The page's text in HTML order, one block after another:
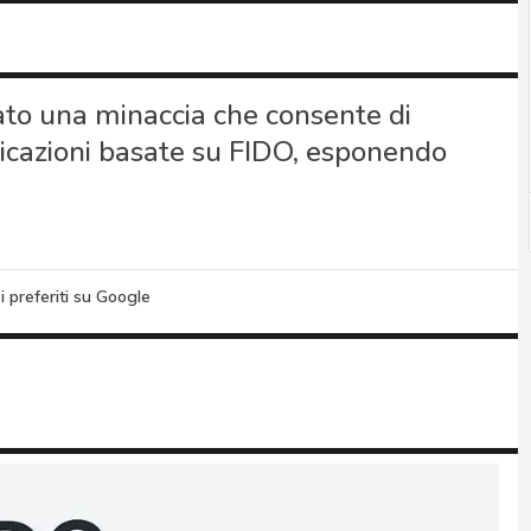
una minaccia che consente di
basate su FIDO, esponendo
preferiti su Google